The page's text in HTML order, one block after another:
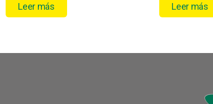
Leer más Leer más